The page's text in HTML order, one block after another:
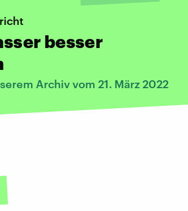
besser
Archiv vom 21. März 2022